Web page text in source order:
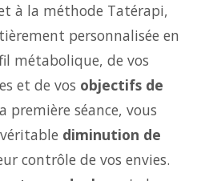
à la méthode Tatérapi,
personnalisée en
métabolique, de vos
et de vos objectifs de
première séance, vous
diminution de
contrôle de vos envies.